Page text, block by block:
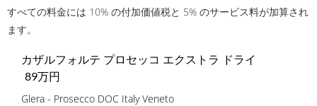
すべての料金には 10% の付加価値税と 5% のサービス料が加算され
ます。
カザルフォルテ プロセッコ エクストラ ドライ
89万円
Glera - Prosecco DOC Italy Veneto